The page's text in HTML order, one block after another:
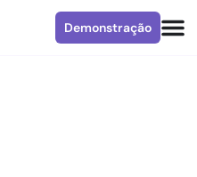
Demonstração